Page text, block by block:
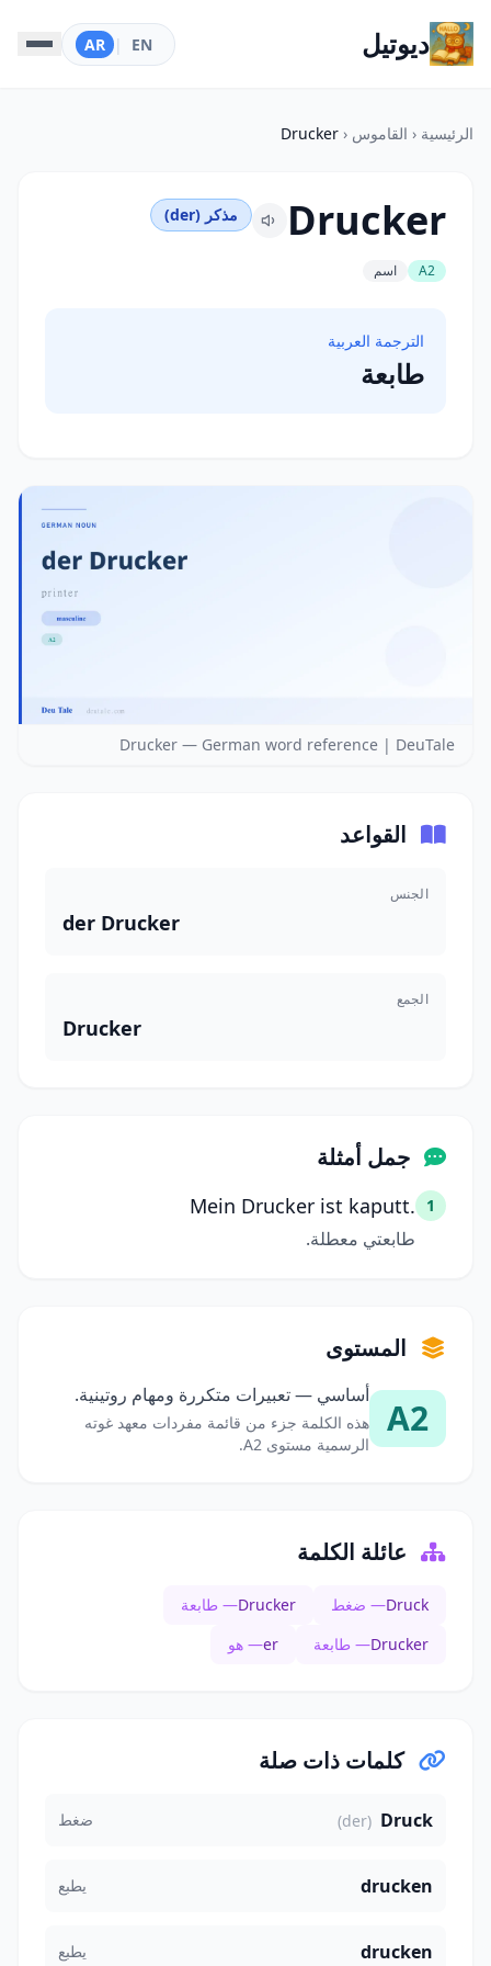
ديوتيل EN
|
AR
الرئيسية ‹ القاموس ‹
Drucker
Drucker مذكر (der)
A2 اسم
الترجمة العربية
طابعة
Drucker — German word reference | DeuTale
القواعد
الجنس
der Drucker
الجمع
Drucker
جمل أمثلة
1
Mein Drucker ist kaputt.
طابعتي معطلة.
المستوى
A2
أساسي — تعبيرات متكررة ومهام روتينية.
هذه الكلمة جزء من قائمة مفردات معهد غوته
الرسمية مستوى A2.
عائلة الكلمة
Druck— ضغط Drucker— طابعة
Drucker— طابعة er— هو
كلمات ذات صلة
Druck
(der) ضغط
drucken يطبع
drucken يطبع